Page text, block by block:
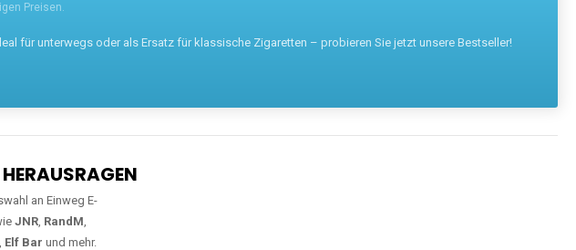
Preisen.
für unterwegs oder als Ersatz für klassische Zigaretten – probieren Sie jetzt unsere Bestseller!
an Einweg E-
JNR, RandM,
, Elf Bar und mehr.